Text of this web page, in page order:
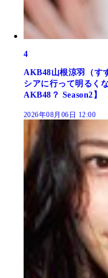
4
AKB48山根涼羽（す
シアに行って明るく
AKB48？ Season2】
2026年08月06日 12:00